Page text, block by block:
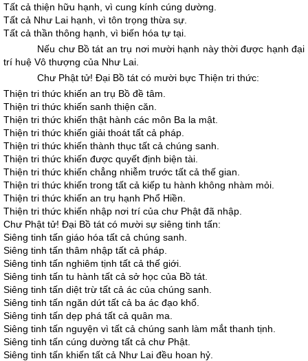
Tất cả thiện hữu hạnh, vì cung kính cúng dường.
Tất cả Như Lai hạnh, vì tôn trọng thừa sự.
Tất cả thần thông hạnh, vì biến hóa tự tại.
Nếu chư Bồ tát an trụ nơi mười hạnh này thời được hạnh đại
trí huệ Vô thượng của Như Lai.
Chư Phật tử! Ðại Bồ tát có mười bực Thiện tri thức:
Thiện tri thức khiến an trụ Bồ đề tâm.
Thiện tri thức khiến sanh thiện căn.
Thiện tri thức khiến thật hành các môn Ba la mật.
Thiện tri thức khiến giải thoát tất cả pháp.
Thiện tri thức khiến thành thục tất cả chúng sanh.
Thiện tri thức khiến được quyết định biện tài.
Thiện tri thức khiến chẳng nhiễm trước tất cả thế gian.
Thiện tri thức khiến trong tất cả kiếp tu hành không nhàm mỏi.
Thiện tri thức khiến an trụ hạnh Phổ Hiền.
Thiện tri thức khiến nhập nơi trí của chư Phật đã nhập.
Chư Phật tử! Ðại Bồ tát có mười sự siêng tinh tấn:
Siêng tinh tấn giáo hóa tất cả chúng sanh.
Siêng tinh tấn thâm nhập tất cả pháp.
Siêng tinh tấn nghiêm tịnh tất cả thế giới.
Siêng tinh tấn tu hành tất cả sở học của Bồ tát.
Siêng tinh tấn diệt trừ tất cả ác của chúng sanh.
Siêng tinh tấn ngăn dứt tất cả ba ác đạo khổ.
Siêng tinh tấn dẹp phá tất cả quân ma.
Siêng tinh tấn nguyện vì tất cả chúng sanh làm mắt thanh tịnh.
Siêng tinh tấn cúng dường tất cả chư Phật.
Siêng tinh tấn khiến tất cả Như Lai đều hoan hỷ.